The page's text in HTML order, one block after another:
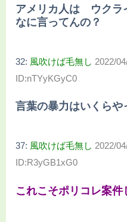
アメリカ人は ウクラ
なに言ってんの？
32: 風吹けば毛無し 2022/
ID:nTYyKGyC0
言葉の暴力はいくら
37: 風吹けば毛無し 2022/
ID:R3yGB1xG0
これこそポリコレ案件